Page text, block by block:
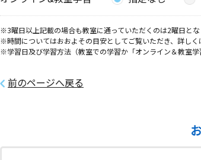
門司栄町教室
月 火 水 木 金 土
日
2歳～高校生
※3曜日以上記載の場合も教室に通っていただくのは2曜日とな
※時間についてはおおよその目安としてご覧いただき、詳し
※学習日及び学習方法（教室での学習か「オンライン＆教室
前のページへ戻る